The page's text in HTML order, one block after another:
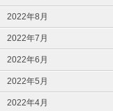
2022年8月
2022年7月
2022年6月
2022年5月
2022年4月